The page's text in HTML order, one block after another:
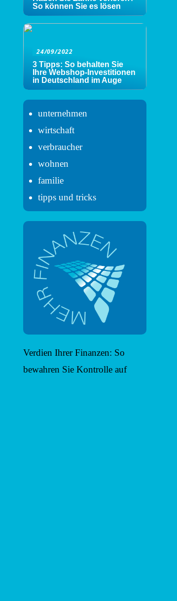
So können Sie es lösen
24/09/2022
3 Tipps: So behalten Sie
Ihre Webshop-Investitionen
in Deutschland im Auge
unternehmen
wirtschaft
verbraucher
wohnen
familie
tipps und tricks
Verdien Ihrer Finanzen: So
bewahren Sie Kontrolle auf